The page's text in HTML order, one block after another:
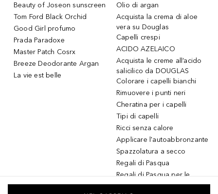
Beauty of Joseon sunscreen
Tom Ford Black Orchid
Good Girl profumo
Prada Paradoxe
Master Patch Cosrx
Breeze Deodorante Argan
La vie est belle
Olio di argan
Acquista la crema di aloe
vera su Douglas
Capelli crespi
ACIDO AZELAICO
Acquista le creme all’acido
salicilico da DOUGLAS
Colorare i capelli bianchi
Rimuovere i punti neri
Cheratina per i capelli
Tipi di capelli
Ricci senza calore
Applicare l'autoabbronzante
Spazzolatura a secco
Regali di Pasqua
Regali di Pasqua per le
donne